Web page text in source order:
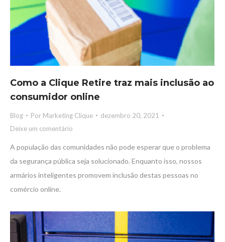
Como a Clique Retire traz mais inclusão ao
consumidor online
Blog Por Marketing Clique
dezembro 20, 2021
Deixe um comentário
A população das comunidades não pode esperar que o problema
da segurança pública seja solucionado. Enquanto isso, nossos
armários inteligentes promovem inclusão destas pessoas no
comércio online.